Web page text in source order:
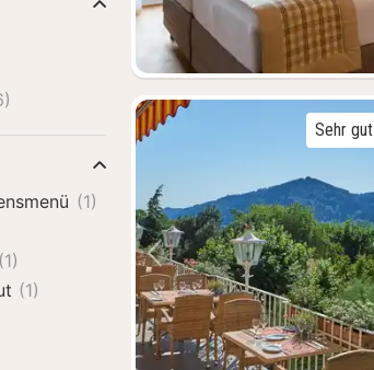
Vorheriges Bild
Sehr gut
(1)
(1)
(1)